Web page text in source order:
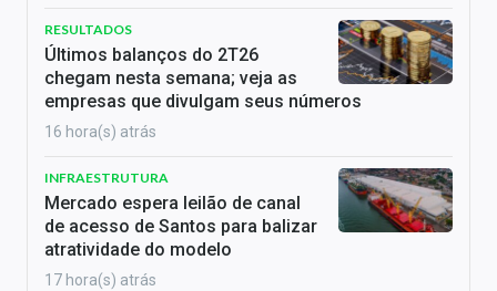
RESULTADOS
Últimos balanços do 2T26
chegam nesta semana; veja as
empresas que divulgam seus números
16 hora(s) atrás
INFRAESTRUTURA
Mercado espera leilão de canal
de acesso de Santos para balizar
atratividade do modelo
17 hora(s) atrás